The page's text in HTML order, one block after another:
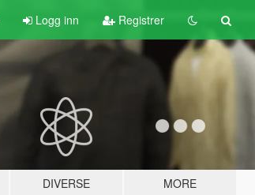
Logg inn Registrer
DIVERSE MORE